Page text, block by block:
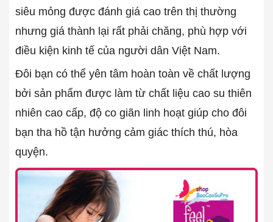
siêu mỏng được đánh giá cao trên thị thường
nhưng giá thành lại rất phải chăng, phù hợp với
điều kiện kinh tế của người dân Việt Nam.
Đôi bạn có thể yên tâm hoàn toàn về chất lượng
bởi sản phẩm được làm từ chất liệu cao su thiên
nhiên cao cấp, độ co giãn linh hoạt giúp cho đôi
bạn tha hồ tận hưởng cảm giác thích thú, hòa
quyện.